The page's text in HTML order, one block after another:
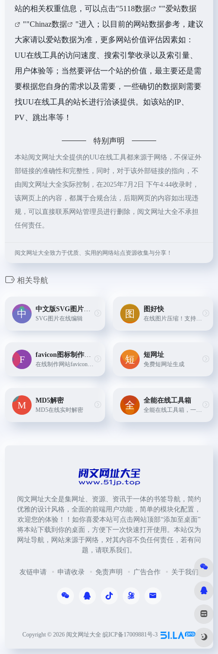
站的相关权重信息，可以点击"5118数据 ""爱站数据
""Chinaz数据
"进入；以目前的网站数据参考，建议
大家请以爱站数据为准，更多网站价值评估因素如：
UU在线工具的访问速度、搜索引擎收录以及索引量、
用户体验等；当然要评估一个站的价值，最主要还是需
要根据您自身的需求以及需要，一些确切的数据则需要
找UU在线工具的站长进行洽谈提供。如该站的IP、
PV、跳出率等！
特别声明
本站阅文网址大全提供的UU在线工具都来源于网络，不保证外
部链接的准确性和完整性，同时，对于该外部链接的指向，不
由阅文网址大全实际控制，在2025年7月2日 下午4:44收录时，
该网页上的内容，都属于合规合法，后期网页的内容如出现违
规，可以直接联系网站管理员进行删除，阅文网址大全不承担
任何责任。
阅文网址大全致力于优质、实用的网络站点资源收集与分享！
相关导航
中文版SVG图片在线编辑
SVG图片在线编辑
图好快
在线图片压缩！支持GIF动图压缩，PNG压缩，JPG压缩。
favicon图标制作工具
在线制作网站favicon缩略图，支持透明背景和多种格式导出，轻松制作网站ICO图标
短网址
免费短网址生成
MD5解密
MD5在线实时解密
全能在线工具箱
全能在线工具箱，一键解锁百种需求
阅文网址大全是集网址、资源、资讯于一体的书签导航，简约
优雅的设计风格，全面的前端用户功能，简单的模块化配置，
欢迎您的体验！！如你喜爱本站可点击网站顶部“添加至桌面”
将本站下载到你的桌面，方便下一次快速打开使用。本站仅为
网址导航，网站来源于网络，对其内容不负任何责任，若有问
题，请联系我们。
友链申请 申请收录 免责声明 广告合作 关于我们
Copyright © 2026 阅文网址大全 皖ICP备17009881号-3